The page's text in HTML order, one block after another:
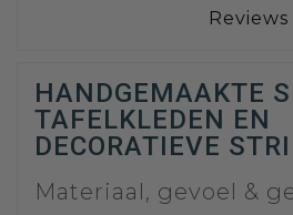
Reviews
HANDGEMAAKTE
TAFELKLEDEN EN
DECORATIEVE
Materiaal, gevoel &